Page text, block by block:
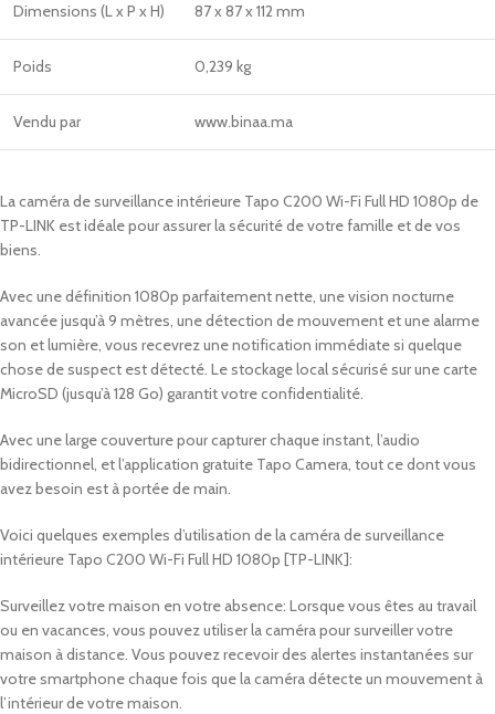
Dimensions (L x P x H) 87 x 87 x 112 mm
Poids 0,239 kg
Vendu par www.binaa.ma
La caméra de surveillance intérieure Tapo C200 Wi-Fi Full HD 1080p de
TP-LINK est idéale pour assurer la sécurité de votre famille et de vos
biens.
Avec une définition 1080p parfaitement nette, une vision nocturne
avancée jusqu’à 9 mètres, une détection de mouvement et une alarme
son et lumière, vous recevrez une notification immédiate si quelque
chose de suspect est détecté. Le stockage local sécurisé sur une carte
MicroSD (jusqu’à 128 Go) garantit votre confidentialité.
Avec une large couverture pour capturer chaque instant, l’audio
bidirectionnel, et l’application gratuite Tapo Camera, tout ce dont vous
avez besoin est à portée de main.
Voici quelques exemples d’utilisation de la caméra de surveillance
intérieure Tapo C200 Wi-Fi Full HD 1080p [TP-LINK]:
Surveillez votre maison en votre absence: Lorsque vous êtes au travail
ou en vacances, vous pouvez utiliser la caméra pour surveiller votre
maison à distance. Vous pouvez recevoir des alertes instantanées sur
votre smartphone chaque fois que la caméra détecte un mouvement à
l’intérieur de votre maison.